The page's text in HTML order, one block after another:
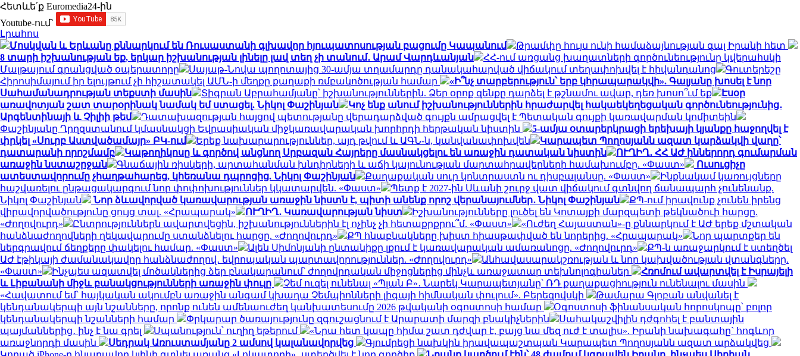
Հետևե՛ք Euromedia24-ին
Youtube-ում`
Լրահոս
Մոսկվան և Երևանը քննարկում են Ռուսաստանի գլխավոր հյուպատոսության բացումը Կապանում
Թրամփը հույս ունի համաձայնության գալ Իրանի հետ
8 տարի իշխանության եք, երկար իշխանության լինելը լավ տեղ չի տանում․ Արամ Վարդևանյան
ՀՀ-ում առցանց խաղատների գործունեությունը կվերահսկի
Մալթայում գրանցված օպերատորը
Սայաթ-Նովա պողոտայից 30-ամյա տղամարդը դանակահարված վիճակում տեղափոխվել է հիվանդանոց
Գուտերեշը
Հիրոսիմայում իր ելույթում չի հիշատակել ԱՄՆ-ի մեղքը քաղաքի ռմբակոծության համար
«Ի՞նչ տարբերություն՝ երբ կհրապարակվի». Գալյանը խոսել է նոր
Սահամանադրության տեքստի մասին
Տիգրան Աբրահամյանը՝ իշխանություններին. Ձեր օրոք զենքը դարձել է թշնամու ավար, դեռ խոսո՞ւմ եք
Էսօր
առավոտյան շատ տարօրինակ նամակ եմ ստացել. Նիկոլ Փաշինյան
Կոչ ենք անում իշխանություններին հրաժարվել հակաեկեղեցական գործունեությունից․
Արգենտինայի և Չիլիի թեմ
Դատախազության հայցով պետությանը վերադարձված գույքն ամրացվել է Պետական գույքի կառավարման կոմիտեին
Փաշինյանը Ղրղզստանում կմասնակցի Եվրասիական միջկառավարական խորհրդի հերթական նիստին
5-ամյա օտարերկրացի երեխայի կյանքը հաջողվել է
փրկել «Սուրբ Աստվածամայր» ԲԿ-ում
Երեք նախարարություններ, այդ թվում և ԱԳՆ-ն, կանվանափոխվեն
Կարապետ Պողոսյանն ազատ կարձակվի վաղը՝
դատարանի որոշմամբ
Կաթողիկոսը և գործով անցնող Սրբազան Հայրերը մասնակցելու են առաջին դատական նիստին
ՈՒՂԻՂ․ ՀՀ ԱԺ իններորդ գումարման
առաջին նստաշրջան
Գնաճային ռիսկերի, արտահանման խնդիրների և աճի կայունության մարտահրավերների համախումբը. «Փաստ»
Ուսուցիչը
ատեստավորումը չհաղթահարեց, կհեռանա դպրոցից. Նիկոլ Փաշինյան
Քաղաքական սուր կոնտրաստն ու դիսբալանսը. «Փաստ»
Ինքնակամ կառույցները
հաշվառելու ընթացակարգում նոր փոփոխություններ կկատարվեն. «Փաստ»
Պետք է 2027-ին Սևանի շուրջ վատ վիճակում գտնվող ճանապարհ չունենանք.
Նիկոլ Փաշինյան
Նոր ձևավորված կառավարության առաջին նիստն է, պիտի անենք որոշ վերանայումներ․ Նիկոլ Փաշինյան
ՔՊ-ում իրավունք չունեն իրենց
վիրավորվածությունը ցույց տալ. «Հրապարակ»
ՈՒՂԻՂ․ Կառավարության նիստ
Իշխանությունները լուծել են Կոտայքի մարզպետի թեկնածուի հարցը.
«Ժողովուրդ»
Ընտրություններն ավարտվեցին, իշխանություններին էլ ոչինչ չի հետաքրքրու՞մ. «Փաստ»
«Ուժեղ Հայաստան»-ը քննարկում է ԱԺ երեք մշտական
հանձնաժողովների ղեկավարումը ստանձնելու հարցը. «Ժողովուրդ»
ՔՊ հնաբնակները խիստ հիասթափված են նորերից. «Հրապարակ»
Նոր պարտքեր են
ներգրավում ճեղքերը փակելու համար. «Փաստ»
Ալեն Սիմոնյանի ընտանիքը լքում է կառավարական ամառանոցը. «Ժողովուրդ»
ՔՊ-ն առաջարկում է ստեղծել
ԱԺ էթիկայի ժամանակավոր հանձնաժողով․ եվրոպական պարտավորություններ. «Ժողովուրդ»
Անհավասարակշռության և նոր կախվածության վտանգները.
«Փաստ»
Ինչպես ազատվել մոծակներից ձեր բնակարանում՝ ժողովրդական միջոցներից մինչև առաջատար տեխնոլոգիաներ
Հռոմում ավարտվել է Իսրայելի
և Լիբանանի միջև բանակցությունների առաջին փուլը
Չեմ ուզել ունենալ «Պլան Բ»․ Նարեկ Կարապետյանը՝ ՌԴ քաղաքացիություն ունենալու մասին
«Հավատում եմ՝ հայկական ակումբն առաջին անգամ կխաղա Չեմպիոնների լիգայի հիմնական փուլում». Բերեզովսկի
Թամարա Գլոբան անվանել է
կենդանակերպի այն նշանները, որոնք ունեն ամենաուժեղ կանխատեսումը 2026 թվականի օգոստոսի համար
Օգոստոսի ֆինանսական հորոսկոպը՝ բոլոր
կենդանակերպի նշանների համար
Փրկարար ծառայությունը զգուշացնում է Արարատի մարզի բնակիչներին
Սահակաշվիլին դժգոհել է բանտային
պայմաններից․ ինչ է նա գրել
Սպանություն՝ ուղիղ եթերում
«Նրա հետ կապը հիմա շատ դժվար է, բայց նա մեզ ուժ է տալիս». Իրանի նախագահը` հոգևոր
առաջնորդի մասին
Սեդրակ Առուստամյանը 2 ամսով կալանավորվեց
Գյումրեցի նախկին իրավապաշտպան Կարապետ Պողոսյանն ազատ արձակվեց